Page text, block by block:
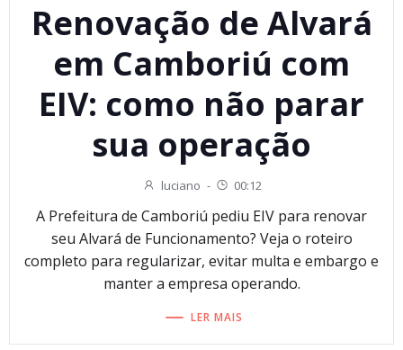
Renovação de Alvará
em Camboriú com
EIV: como não parar
sua operação
luciano - 00:12
A Prefeitura de Camboriú pediu EIV para renovar
seu Alvará de Funcionamento? Veja o roteiro
completo para regularizar, evitar multa e embargo e
manter a empresa operando.
LER MAIS